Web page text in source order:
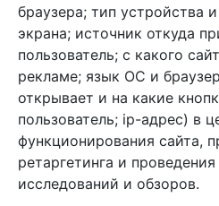
Арбен текстиль г. Щелково,
1-й Советский д.25,
Мы в соц. сетях
браузера; тип устройства
экрана; источник откуда
пользователь; с какого
рекламе; язык ОС и
открывает и на какие
пользователь; ip-адрес) в
функционирования сайта,
ретаргетинга и
исследований и обзоров.